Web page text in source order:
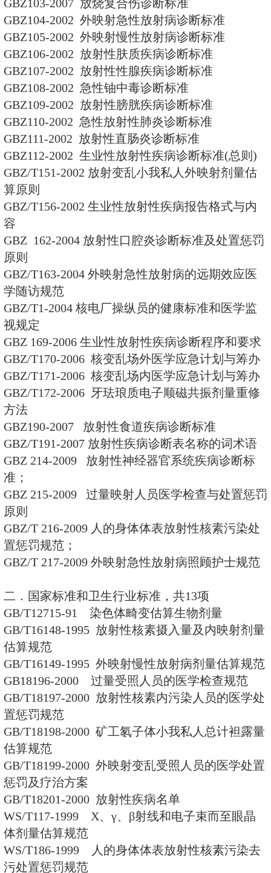
护标准
GB16349-1996 育龄妇女和孕妇
生防备保护标准
GB16350-1996 儿童Χ线诊断放射
准
GB16352-1996 一次性医疗用品γ
准
GB16353-1996 含放射性物质消费
防备保护标准
GB16361-1996 临床核医学中患者
备保护标准
GB16362-1996 体外射束放射疗治
卫生防备保护标准
GB/T 175-1998Χ射线计算机断层
量保证检测规范
GB/T 17982-2000核变乱应急情况
估算的标准样式和参数
三．卫生行业标准，共9项
WS/T 75-1996 医用Χ射线诊断的合
WS/T 76-1996 医用Χ射线诊断影像
般要求
WS 177-1999 牙瓷中天然铀的豁免
WS 178-1999 日用陶瓷中天然放
WS/T 184-1999 空气中放射性核素
法
WS/T 1-1999 医用Χ射线诊断装备
测规范
WS/T 234-2002 食物中放射性物质
标定
WS 262-2006 后装γ源疗治的患者
控制检测规范
WS/T 263-2006 医用磁共振成像
量检测与评价规范
四．其他相干标准，共6项